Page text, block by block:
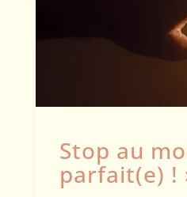
Stop au
parfait(e) !